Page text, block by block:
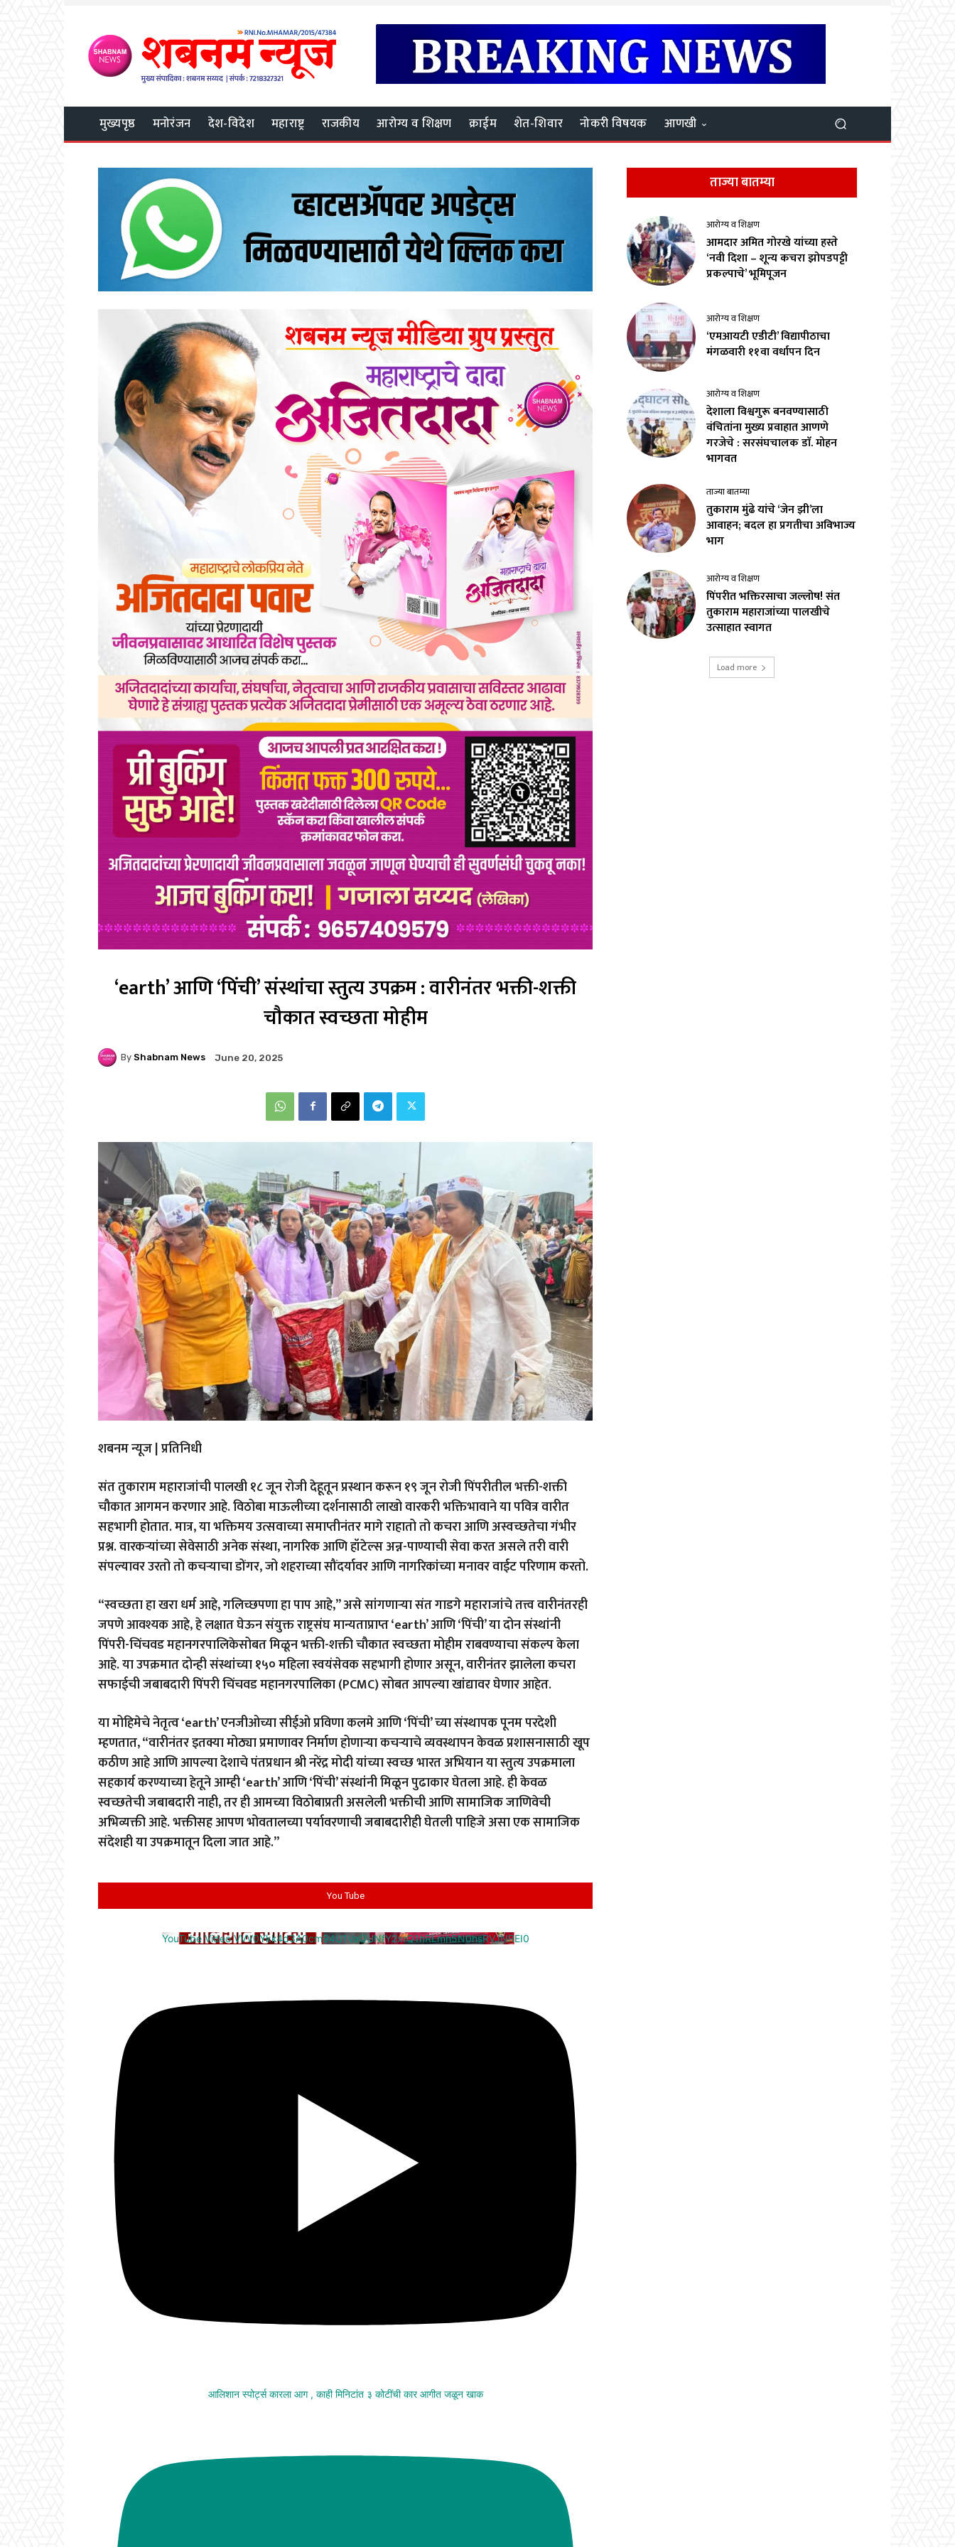
मुख्यपृष्ठ मनोरंजन देश-विदेश महाराष्ट्र राजकीय आरोग्य व शिक्षण क्राईम शेत-शिवार नोकरी विषयक आणखी
‘earth’ आणि ‘पिंची’ संस्थांचा स्तुत्य उपक्रम : वारीनंतर भक्ती-शक्ती
चौकात स्वच्छता मोहीम
By Shabnam News June 20, 2025
शबनम न्यूज | प्रतिनिधी
संत तुकाराम महाराजांची पालखी १८ जून रोजी देहूतून प्रस्थान करून १९ जून रोजी पिंपरीतील भक्ती-शक्ती
चौकात आगमन करणार आहे. विठोबा माऊलीच्या दर्शनासाठी लाखो वारकरी भक्तिभावाने या पवित्र वारीत
सहभागी होतात. मात्र, या भक्तिमय उत्सवाच्या समाप्तीनंतर मागे राहातो तो कचरा आणि अस्वच्छतेचा गंभीर
प्रश्न. वारकऱ्यांच्या सेवेसाठी अनेक संस्था, नागरिक आणि हॉटेल्स अन्न-पाण्याची सेवा करत असले तरी वारी
संपल्यावर उरतो तो कचर्‍याचा डोंगर, जो शहराच्या सौंदर्यावर आणि नागरिकांच्या मनावर वाईट परिणाम करतो.
“स्वच्छता हा खरा धर्म आहे, गलिच्छपणा हा पाप आहे,” असे सांगणाऱ्या संत गाडगे महाराजांचे तत्त्व वारीनंतरही
जपणे आवश्यक आहे, हे लक्षात घेऊन संयुक्त राष्ट्रसंघ मान्यताप्राप्त ‘earth’ आणि ‘पिंची’ या दोन संस्थांनी
पिंपरी-चिंचवड महानगरपालिकेसोबत मिळून भक्ती-शक्ती चौकात स्वच्छता मोहीम राबवण्याचा संकल्प केला
आहे. या उपक्रमात दोन्ही संस्थांच्या १५० महिला स्वयंसेवक सहभागी होणार असून, वारीनंतर झालेला कचरा
सफाईची जबाबदारी पिंपरी चिंचवड महानगरपालिका (PCMC) सोबत आपल्या खांद्यावर घेणार आहेत.
या मोहिमेचे नेतृत्व ‘earth’ एनजीओच्या सीईओ प्रविणा कलमे आणि ‘पिंची’ च्या संस्थापक पूनम परदेशी
म्हणतात, “वारीनंतर इतक्या मोठ्या प्रमाणावर निर्माण होणाऱ्या कचर्‍याचे व्यवस्थापन केवळ प्रशासनासाठी खूप
कठीण आहे आणि आपल्या देशाचे पंतप्रधान श्री नरेंद्र मोदी यांच्या स्वच्छ भारत अभियान या स्तुत्य उपक्रमाला
सहकार्य करण्याच्या हेतूने आम्ही ‘earth’ आणि ‘पिंची’ संस्थांनी मिळून पुढाकार घेतला आहे. ही केवळ
स्वच्छतेची जबाबदारी नाही, तर ही आमच्या विठोबाप्रती असलेली भक्तीची आणि सामाजिक जाणिवेची
अभिव्यक्ती आहे. भक्तीसह आपण भोवतालच्या पर्यावरणाची जबाबदारीही घेतली पाहिजे असा एक सामाजिक
संदेशही या उपक्रमातून दिला जात आहे.”
You Tube
YouTube Video VVV0Ykk4d3A0cm94U1VaQUNfY2xrQ1hRLmh5N0hsRVJNREI0
आलिशान स्पोर्ट्स कारला आग , काही मिनिटांत ३ कोटींची कार आगीत जळून खाक
ताज्या बातम्या
आरोग्य व शिक्षण
आमदार अमित गोरखे यांच्या हस्ते
‘नवी दिशा – शून्य कचरा झोपडपट्टी
प्रकल्पाचे’ भूमिपूजन
आरोग्य व शिक्षण
‘एमआयटी एडीटी’ विद्यापीठाचा
मंगळवारी ११वा वर्धापन दिन
आरोग्य व शिक्षण
देशाला विश्वगुरू बनवण्यासाठी
वंचितांना मुख्य प्रवाहात आणणे
गरजेचे : सरसंघचालक डाॅ. मोहन
भागवत
ताज्या बातम्या
तुकाराम मुंढे यांचे ‘जेन झी’ला
आवाहन; बदल हा प्रगतीचा अविभाज्य
भाग
आरोग्य व शिक्षण
पिंपरीत भक्तिरसाचा जल्लोष! संत
तुकाराम महाराजांच्या पालखीचे
उत्साहात स्वागत
Load more